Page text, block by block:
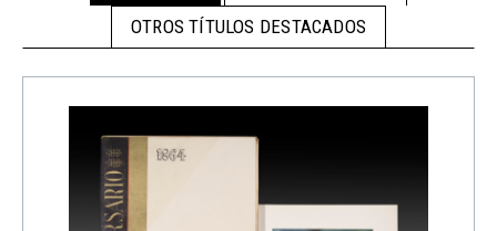
OTROS TÍTULOS DESTACADOS